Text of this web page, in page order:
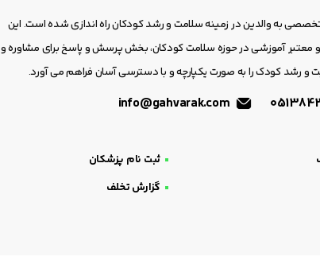
به والدین در زمینه سلامت و رشد کودکان راه اندازی شده است. این
آموزشی در حوزه سلامت کودکان، بخش پرسش و پاسخ برای مشاوره و
و رشد کودک را به صورت یکپارچه و با دسترسی آسان فراهم می آورد.
ثبت نام پزشکان
گزارش تخلف